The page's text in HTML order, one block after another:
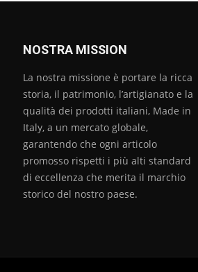
NOSTRA MISSION
La nostra missione è portare la ricca
storia, il patrimonio, l’artigianato e la
qualità dei prodotti italiani, Made in
Italy, a un mercato globale,
garantendo che ogni articolo
promosso rispetti i più alti standard
di eccellenza che merita il marchio
storico del nostro paese.